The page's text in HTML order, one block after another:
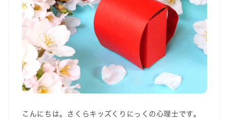
こんにちは。さくらキッズくりにっくの心理士です。